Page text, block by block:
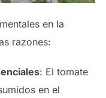
en la
razones:
: El tomate
en el